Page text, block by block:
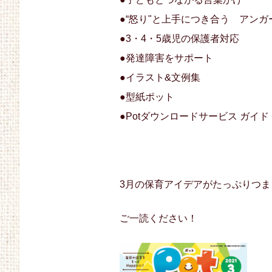
●“怒り"と上手につき合う アンガ
●3・4・5歳児の保護者対応
●発達障害をサポート
●イラスト&文例集
●型紙ポット
●Potダウンロードサービス ガイド
3月の保育アイデアがたっぷりつま
ご一読ください！